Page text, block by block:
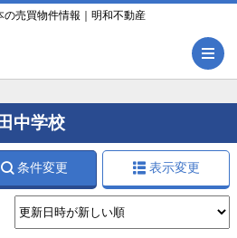
の売買物件情報｜明和不動産
中学校
条件変更 表示変更